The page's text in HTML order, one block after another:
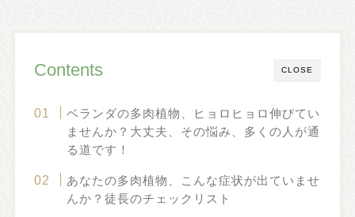
CLOSE
Contents
ベランダの多肉植物、ヒョロヒョロ伸びてい
ませんか？大丈夫、その悩み、多くの人が通
る道です！
あなたの多肉植物、こんな症状が出ていませ
んか？徒長のチェックリスト